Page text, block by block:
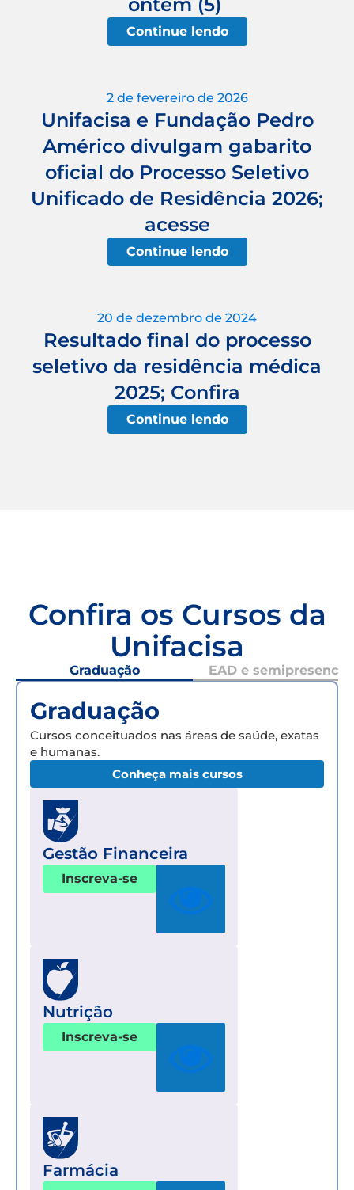
Continue lendo
2 de fevereiro de 2026
Unifacisa e Fundação Pedro
Américo divulgam gabarito
oficial do Processo Seletivo
Unificado de Residência 2026;
acesse
Continue lendo
20 de dezembro de 2024
Resultado final do processo
seletivo da residência médica
2025; Confira
Continue lendo
Confira os Cursos da
Unifacisa
Graduação EAD e semipresencial
Graduação
Cursos conceituados nas áreas de saúde, exatas
e humanas.
Conheça mais cursos
Gestão Financeira
Inscreva-se
Nutrição
Inscreva-se
Farmácia